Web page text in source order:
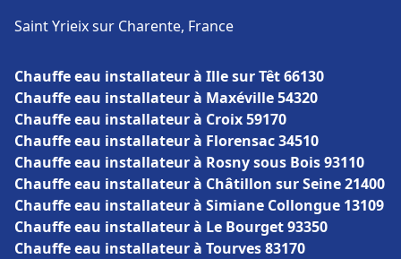
Saint Yrieix sur Charente, France
Chauffe eau installateur à Ille sur Têt 66130
Chauffe eau installateur à Maxéville 54320
Chauffe eau installateur à Croix 59170
Chauffe eau installateur à Florensac 34510
Chauffe eau installateur à Rosny sous Bois 93110
Chauffe eau installateur à Châtillon sur Seine 21400
Chauffe eau installateur à Simiane Collongue 13109
Chauffe eau installateur à Le Bourget 93350
Chauffe eau installateur à Tourves 83170